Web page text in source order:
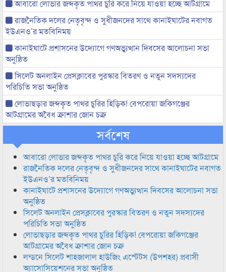
আবারো লোভার জব্দকৃত পাথর চুরি করে নিয়ে যাওয়া হচ্ছে আটগ্রামে
রাজনৈতিক দলের নেতৃবৃন্দ ও সুধীজনদের সাথে কানাইঘাটের নবাগত
ইউএনও’র মতবিনিময়
কানাইঘাটে প্রশাসনের উদ্যোগে গণঅভ্যুত্থান দিবসের আলোচনা সভা
অনুষ্ঠিত
সিলেট অনলাইন প্রেসক্লাবের পুরস্কার বিতরণ ও নতুন সদস্যদের
পরিচিতি সভা অনুষ্ঠিত
লোভাছড়ার জব্দকৃত পাথর চুরির হিড়িক! বেপরোয়া জকিগঞ্জের
আটগ্রামের অবৈধ ক্রাশার জোন চক্র
সর্বশেষ
আবারো লোভার জব্দকৃত পাথর চুরি করে নিয়ে যাওয়া হচ্ছে আটগ্রামে
রাজনৈতিক দলের নেতৃবৃন্দ ও সুধীজনদের সাথে কানাইঘাটের নবাগত
ইউএনও’র মতবিনিময়
কানাইঘাটে প্রশাসনের উদ্যোগে গণঅভ্যুত্থান দিবসের আলোচনা সভা
অনুষ্ঠিত
সিলেট অনলাইন প্রেসক্লাবের পুরস্কার বিতরণ ও নতুন সদস্যদের
পরিচিতি সভা অনুষ্ঠিত
লোভাছড়ার জব্দকৃত পাথর চুরির হিড়িক! বেপরোয়া জকিগঞ্জের
আটগ্রামের অবৈধ ক্রাশার জোন চক্র
লন্ডনে সিলেট শাহজালাল হাউজিং এস্টেটস (উপশহর) প্রবাসী
অ্যাসোসিয়েশনের সভা অনুষ্ঠিত